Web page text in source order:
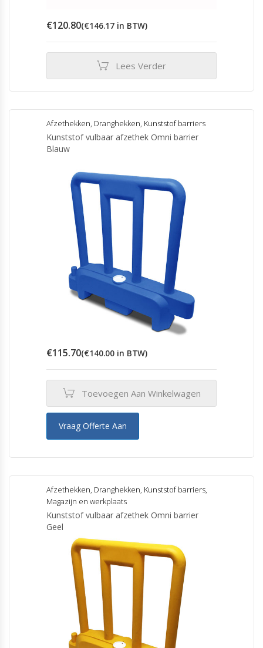
€120.80(€146.17 in BTW)
Lees Verder
Afzethekken, Dranghekken, Kunststof barriers
Kunststof vulbaar afzethek Omni barrier
Blauw
€115.70(€140.00 in BTW)
Toevoegen Aan Winkelwagen
Vraag Offerte Aan
Afzethekken, Dranghekken, Kunststof barriers,
Magazijn en werkplaats
Kunststof vulbaar afzethek Omni barrier
Geel